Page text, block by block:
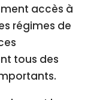
accès à
régimes de
tous des